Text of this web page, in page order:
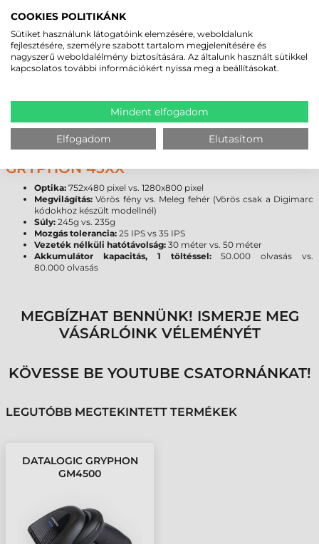
kódokat is.
VÁLTSON ZÖLDRE A DATALOGIC
OLVASÓIVAL
jelzi, így akár zajos környezetben is meggyőződhetünk a művelet
ÖSSZEHASONLÍTÁS: GRPYHON 44XX VS
GRYPHON 45XX
Optika: 752x480 pixel vs. 1280x800 pixel
Megvilágítás: Vörös fény vs. Meleg fehér (Vörös csak a Digimarc
kódokhoz készült modellnél)
Súly: 245g vs. 235g
Mozgás tolerancia: 25 IPS vs 35 IPS
Vezeték nélküli hatótávolság: 30 méter vs. 50 méter
Akkumulátor kapacitás, 1 töltéssel:50.000 olvasás vs.
80.000 olvasás
MEGBÍZHAT BENNÜNK! ISMERJE MEG
VÁSÁRLÓINK VÉLEMÉNYÉT
KÖVESSE BE YOUTUBE CSATORNÁNKAT!
LEGUTÓBB MEGTEKINTETT TERMÉKEK
DATALOGIC GRYPHON
GM4500
COOKIES POLITIKÁNK
Sütiket használunk látogatóink elemzésére, weboldalunk
fejlesztésére, személyre szabott tartalom megjelenítésére és
nagyszerű weboldalélmény biztosítására. Az általunk használt sütikkel
kapcsolatos további információkért nyissa meg a beállításokat.
Mindent elfogadom
Elfogadom Elutasítom